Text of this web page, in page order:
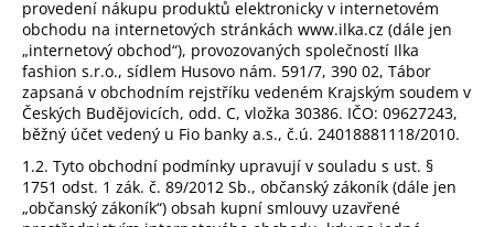
provedení nákupu produktů elektronicky v internetovém
obchodu na internetových stránkách www.ilka.cz (dále jen
„internetový obchod“), provozovaných společností Ilka
fashion s.r.o., sídlem Husovo nám. 591/7, 390 02, Tábor
zapsaná v obchodním rejstříku vedeném Krajským soudem v
Českých Budějovicích, odd. C, vložka 30386. IČO: 09627243,
běžný účet vedený u Fio banky a.s., č.ú. 24018881118/2010.
1.2. Tyto obchodní podmínky upravují v souladu s ust. §
1751 odst. 1 zák. č. 89/2012 Sb., občanský zákoník (dále jen
„občanský zákoník“) obsah kupní smlouvy uzavřené
ř
e
b
u
j
e
t